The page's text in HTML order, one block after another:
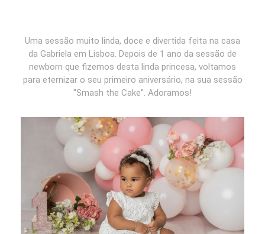
Uma sessão muito linda, doce e divertida feita na casa
da Gabriela em Lisboa. Depois de 1 ano da sessão de
newborn que fizemos desta linda princesa, voltamos
para eternizar o seu primeiro aniversário, na sua sessão
"Smash the Cake". Adoramos!